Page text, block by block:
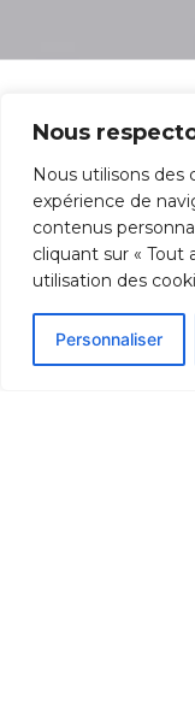
Nous
Nous utilisons des
expérience de
contenus
cliquant sur « Tout
utilisation des
Personnaliser